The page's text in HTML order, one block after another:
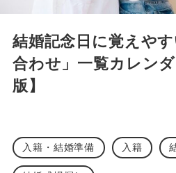
結婚記念日に覚えや
合わせ」一覧カレン
版】
入籍・結婚準備 入籍